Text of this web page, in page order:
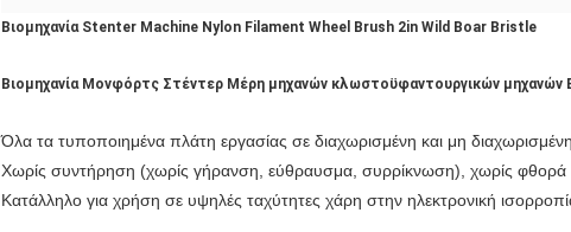
Βιομηχανία Stenter Machine Nylon Filament Wheel Brush 2in Wild Boar Bristle
Βιομηχανία Μονφόρτς Στέντερ Μέρη μηχανών κλωστοϋφαντουργικών μηχανών
Όλα τα τυποποιημένα πλάτη εργασίας σε διαχωρισμένη και μη
Χωρίς συντήρηση (χωρίς γήρανση, εύθραυσμα, συρρίκνωση), χωρίς φθορά
Κατάλληλο για χρήση σε υψηλές ταχύτητες χάρη στην ηλεκτρονική